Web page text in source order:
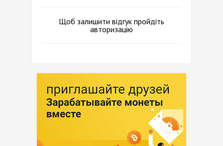
Щоб залишити відгук пройдіть
авторизацію